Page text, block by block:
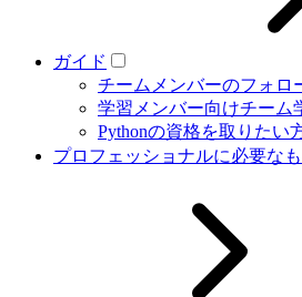
ガイド
チームメンバーのフォロ
学習メンバー向けチーム
Pythonの資格を取りたい
プロフェッショナルに必要な